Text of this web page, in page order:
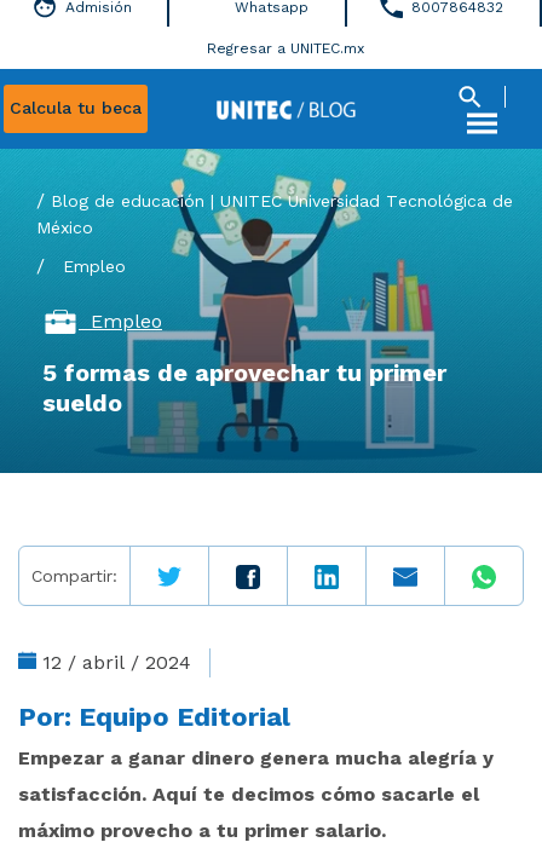
Calcula tu beca
Admisión Whatsapp 8007864832
Regresar a UNITEC.mx
Blog de educación | UNITEC Universidad Tecnológica de
México
/ Empleo
Empleo
5 formas de aprovechar tu primer
sueldo
Compartir:
12 / abril / 2024
Por: Equipo Editorial
Empezar a ganar dinero genera mucha alegría y
satisfacción. Aquí te decimos cómo sacarle el
máximo provecho a tu primer salario.